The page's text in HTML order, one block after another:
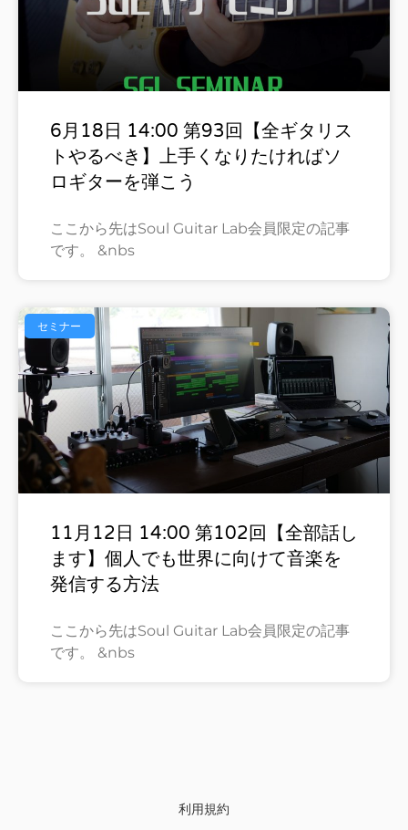
6月18日 14:00 第93回【全ギタリス
トやるべき】上手くなりたければソ
ロギターを弾こう
ここから先はSoul Guitar Lab会員限定の記事
です。 &nbs
セミナー
11月12日 14:00 第102回【全部話し
ます】個人でも世界に向けて音楽を
発信する方法
ここから先はSoul Guitar Lab会員限定の記事
です。 &nbs
利用規約